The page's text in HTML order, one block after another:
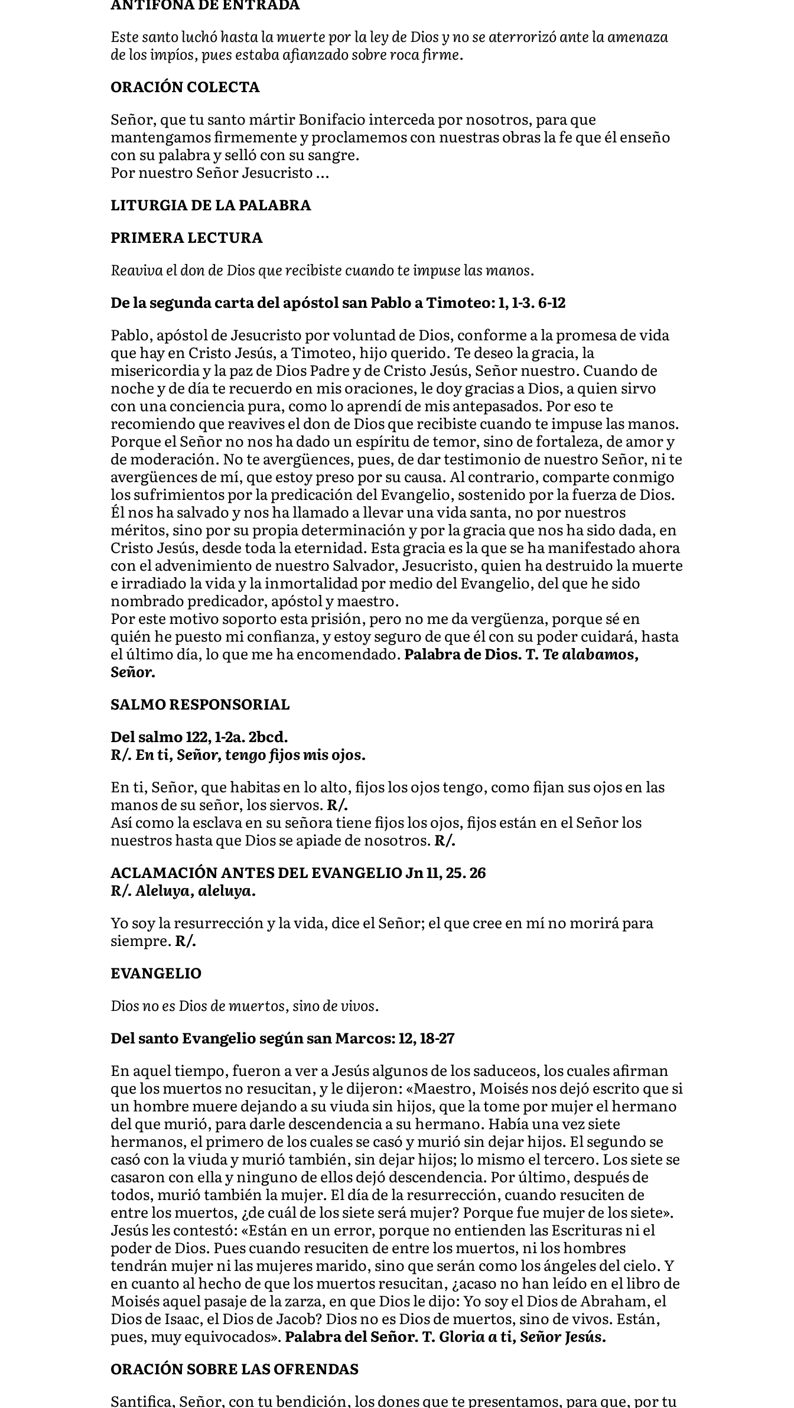
Este santo luchó hasta la muerte por la ley de Dios y no se aterrorizó ante la amenaza
de los impíos, pues estaba afianzado sobre roca firme.
ORACIÓN COLECTA
Señor, que tu santo mártir Bonifacio interceda por nosotros, para que
mantengamos firmemente y proclamemos con nuestras obras la fe que él enseño
con su palabra y selló con su sangre.
Por nuestro Señor Jesucristo …
LITURGIA DE LA PALABRA
PRIMERA LECTURA
Reaviva el don de Dios que recibiste cuando te impuse las manos.
De la segunda carta del apóstol san Pablo a Timoteo: 1, 1-3. 6-12
Pablo, apóstol de Jesucristo por voluntad de Dios, conforme a la promesa de vida
que hay en Cristo Jesús, a Timoteo, hijo querido. Te deseo la gracia, la
misericordia y la paz de Dios Padre y de Cristo Jesús, Señor nuestro. Cuando de
noche y de día te recuerdo en mis oraciones, le doy gracias a Dios, a quien sirvo
con una conciencia pura, como lo aprendí de mis antepasados. Por eso te
recomiendo que reavives el don de Dios que recibiste cuando te impuse las manos.
Porque el Señor no nos ha dado un espíritu de temor, sino de fortaleza, de amor y
de moderación. No te avergüences, pues, de dar testimonio de nuestro Señor, ni te
avergüences de mí, que estoy preso por su causa. Al contrario, comparte conmigo
los sufrimientos por la predicación del Evangelio, sostenido por la fuerza de Dios.
Él nos ha salvado y nos ha llamado a llevar una vida santa, no por nuestros
méritos, sino por su propia determinación y por la gracia que nos ha sido dada, en
Cristo Jesús, desde toda la eternidad. Esta gracia es la que se ha manifestado ahora
con el advenimiento de nuestro Salvador, Jesucristo, quien ha destruido la muerte
e irradiado la vida y la inmortalidad por medio del Evangelio, del que he sido
nombrado predicador, apóstol y maestro.
Por este motivo soporto esta prisión, pero no me da vergüenza, porque sé en
quién he puesto mi confianza, y estoy seguro de que él con su poder cuidará, hasta
el último día, lo que me ha encomendado. Palabra de Dios.T. Te alabamos,
Señor.
SALMO RESPONSORIAL
Del salmo 122, 1-2a. 2bcd.
R/. En ti, Señor, tengo fijos mis ojos.
En ti, Señor, que habitas en lo alto, fijos los ojos tengo, como fijan sus ojos en las
manos de su señor, los siervos.R/.
Así como la esclava en su señora tiene fijos los ojos, fijos están en el Señor los
nuestros hasta que Dios se apiade de nosotros.R/.
ACLAMACIÓN ANTES DEL EVANGELIO Jn 11, 25. 26
R/. Aleluya, aleluya.
Yo soy la resurrección y la vida, dice el Señor; el que cree en mí no morirá para
siempre.R/.
EVANGELIO
Dios no es Dios de muertos, sino de vivos.
Del santo Evangelio según san Marcos: 12, 18-27
En aquel tiempo, fueron a ver a Jesús algunos de los saduceos, los cuales afirman
que los muertos no resucitan, y le dijeron: «Maestro, Moisés nos dejó escrito que si
un hombre muere dejando a su viuda sin hijos, que la tome por mujer el hermano
del que murió, para darle descendencia a su hermano. Había una vez siete
hermanos, el primero de los cuales se casó y murió sin dejar hijos. El segundo se
casó con la viuda y murió también, sin dejar hijos; lo mismo el tercero. Los siete se
casaron con ella y ninguno de ellos dejó descendencia. Por último, después de
todos, murió también la mujer. El día de la resurrección, cuando resuciten de
entre los muertos, ¿de cuál de los siete será mujer? Porque fue mujer de los siete».
Jesús les contestó: «Están en un error, porque no entienden las Escrituras ni el
poder de Dios. Pues cuando resuciten de entre los muertos, ni los hombres
tendrán mujer ni las mujeres marido, sino que serán como los ángeles del cielo. Y
en cuanto al hecho de que los muertos resucitan, ¿acaso no han leído en el libro de
Moisés aquel pasaje de la zarza, en que Dios le dijo: Yo soy el Dios de Abraham, el
Dios de Isaac, el Dios de Jacob? Dios no es Dios de muertos, sino de vivos. Están,
pues, muy equivocados». Palabra del Señor.T. Gloria a ti, Señor Jesús.
ORACIÓN SOBRE LAS OFRENDAS
Santifica, Señor, con tu bendición, los dones que te presentamos, para que, por tu